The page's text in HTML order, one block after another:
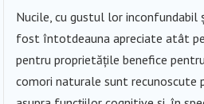
Nucile, cu gustul lor inconfundabil
fost întotdeauna apreciate atât
pentru proprietățile benefice
comori naturale sunt recunoscute